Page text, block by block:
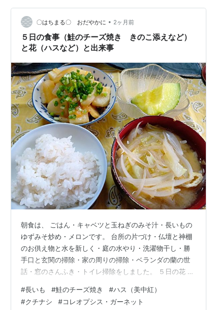
は、いかは自分でさばいたのではなく、さばいてもらっ
たものを買ってきて調理しました。残念。 ２５日の朝食
長いものお好み焼き・せん切り白…
〇はちまる〇 おだやかに • 2ヶ月前
５日の食事（鮭のチーズ焼き きのこ添えなど）
と花（ハスなど）と出来事
朝食は、 ごはん・キャベツと玉ねぎのみそ汁・長いもの
ゆずみそ炒め・メロンです。 台所の片づけ・仏壇と神棚
のお供え物と水を新しく・庭の水やり・洗濯物干し・勝
手口と玄関の掃除・家の周りの掃除・ベランダの蘭の世
話・窓のさんふき・トイレ掃除をしました。 ５日の花 昨
花が開き始めていました。 クチナシ（八重）今年２個目
の花が咲きました。 コレオプシス・ガーネットの花が増
#長いも #鮭のチーズ焼き #ハス（美中紅）
#クチナシ #コレオプシス・ガーネット